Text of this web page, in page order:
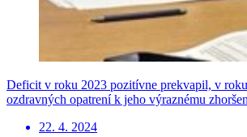
Deficit v roku 2023 pozitívne prekvapil, v
ozdravných opatrení k jeho výraznému
22. 4. 2024